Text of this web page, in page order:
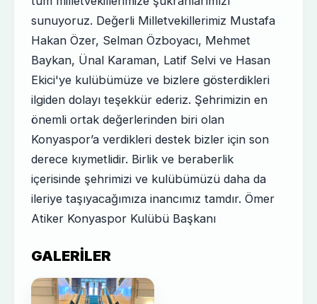
sunuyoruz. Değerli Milletvekillerimiz Mustafa
Hakan Özer, Selman Özboyacı, Mehmet
Baykan, Ünal Karaman, Latif Selvi ve Hasan
Ekici'ye kulübümüze ve bizlere gösterdikleri
ilgiden dolayı teşekkür ederiz. Şehrimizin en
önemli ortak değerlerinden biri olan
Konyaspor’a verdikleri destek bizler için son
derece kıymetlidir. Birlik ve beraberlik
içerisinde şehrimizi ve kulübümüzü daha da
ileriye taşıyacağımıza inancımız tamdır. Ömer
Atiker Konyaspor Kulübü Başkanı
GALERILER